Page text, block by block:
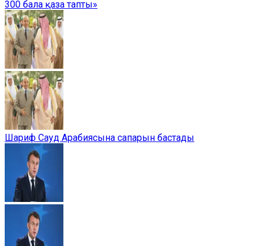
300 бала қаза тапты»
Шариф Сауд Арабиясына сапарын бастады